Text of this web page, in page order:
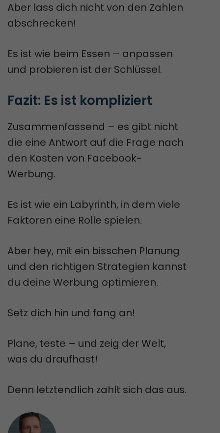
Aber lass dich nicht von den Zahlen
abschrecken!
Es ist wie beim Essen – anpassen
und probieren ist der Schlüssel.
Fazit: Es ist kompliziert
Zusammenfassend – es gibt nicht
die eine Antwort auf die Frage nach
den Kosten von Facebook-
Werbung.
Es ist wie ein Labyrinth, in dem viele
Faktoren eine Rolle spielen.
Aber hey, mit ein bisschen Planung
und den richtigen Strategien kannst
du deine Werbung optimieren.
Setz dich hin und fang an!
Plane, teste – und zeig der Welt,
was du draufhast!
Denn letztendlich zahlt sich das aus.